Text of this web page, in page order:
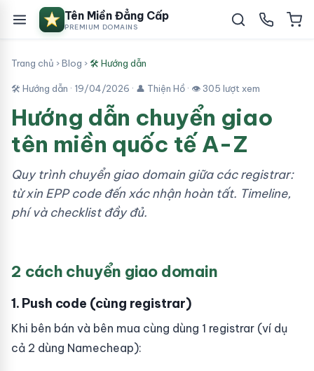
Tên Miền Đẳng Cấp
PREMIUM DOMAINS
Trang chủ ›Blog ›🛠 Hướng dẫn
🛠 Hướng dẫn · 19/04/2026 · 👤 Thiện Hồ · 👁 305 lượt xem
Hướng dẫn chuyển giao
tên miền quốc tế A-Z
Quy trình chuyển giao domain giữa các registrar:
từ xin EPP code đến xác nhận hoàn tất. Timeline,
phí và checklist đầy đủ.
2 cách chuyển giao domain
1. Push code (cùng registrar)
Khi bên bán và bên mua cùng dùng 1 registrar (ví dụ
cả 2 dùng Namecheap):